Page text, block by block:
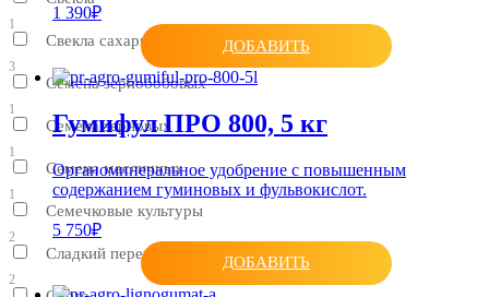
1
Свекла сахарная
3
Семена зернобобовых
1
Семена зерновых
1
Семена масличных
1
Семечковые культуры
2
Сладкий перец
2
1 390₽
ДОБАВИТЬ
Гумифул ПРО 800, 5 кг
Органоминеральное удобрение с повышенным
содержанием гуминовых и фульвокислот.
5 750₽
ДОБАВИТЬ